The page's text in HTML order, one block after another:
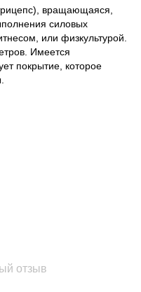
вращающаяся,
силовых
или физкультурой.
Имеется
покрытие, которое
отзыв